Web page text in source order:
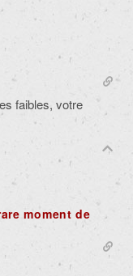
faibles, votre
moment de